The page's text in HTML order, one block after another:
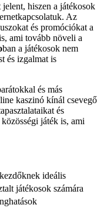
hiszen a játékosok
Az
és promóciókat a
ami tovább növeli a
ban a játékosok nem
és izgalmat is
és más
kaszinó kínál csevegő
és
játék is, ami
ideális
játékosok számára